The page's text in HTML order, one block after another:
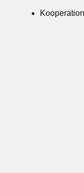
Kooperation